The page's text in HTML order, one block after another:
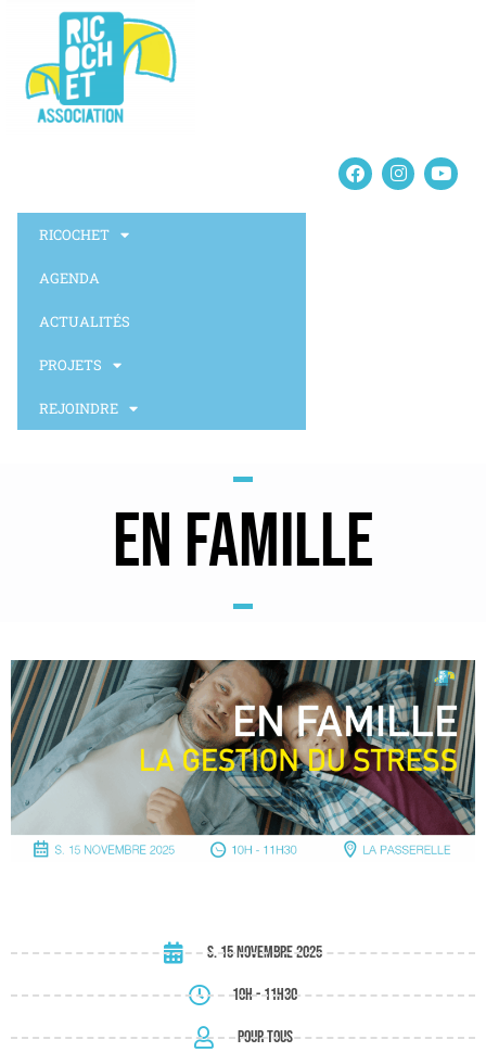
RICOCHET
AGENDA
ACTUALITÉS
PROJETS
REJOINDRE
EN FAMILLE
s. 15 novembre 2025
10h - 11h30
Pour tous